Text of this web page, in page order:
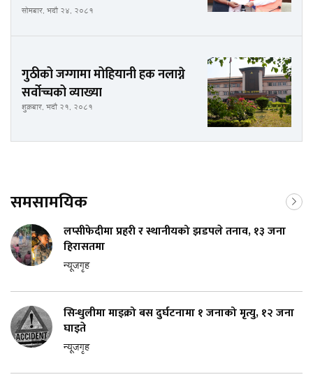
सोमबार, भदौ २४, २०८१
गुठीको जग्गामा मोहियानी हक नलाग्ने
सर्वोच्चको व्याख्या
शुक्रबार, भदौ २१, २०८१
समसामयिक
लप्सीफेदीमा प्रहरी र स्थानीयको झडपले तनाव, १३ जना
हिरासतमा
न्यूजगृह
सिन्धुलीमा माइक्रो बस दुर्घटनामा १ जनाको मृत्यु, १२ जना
घाइते
न्यूजगृह